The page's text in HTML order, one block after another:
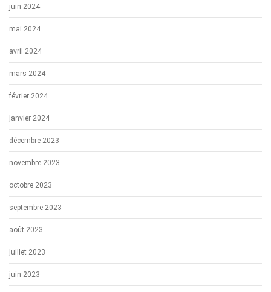
juin 2024
mai 2024
avril 2024
mars 2024
février 2024
janvier 2024
décembre 2023
novembre 2023
octobre 2023
septembre 2023
août 2023
juillet 2023
juin 2023